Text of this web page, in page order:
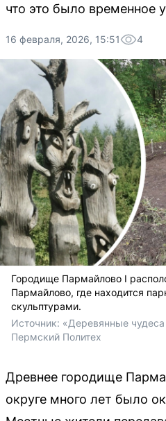
что это было временное
16 февраля, 2026, 15:51 4
Городище Пармайлово I
Пармайлово, где находится
скульптурами.
Источник: «Деревянные
Пермский Политех
Древнее городище
округе много лет было